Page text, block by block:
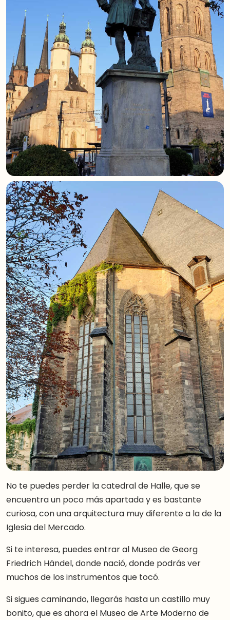
No te puedes perder la catedral de Halle, que se
encuentra un poco más apartada y es bastante
curiosa, con una arquitectura muy diferente a la de la
Iglesia del Mercado.
Si te interesa, puedes entrar al Museo de Georg
Friedrich Händel, donde nació, donde podrás ver
muchos de los instrumentos que tocó.
Si sigues caminando, llegarás hasta un castillo muy
bonito, que es ahora el Museo de Arte Moderno de